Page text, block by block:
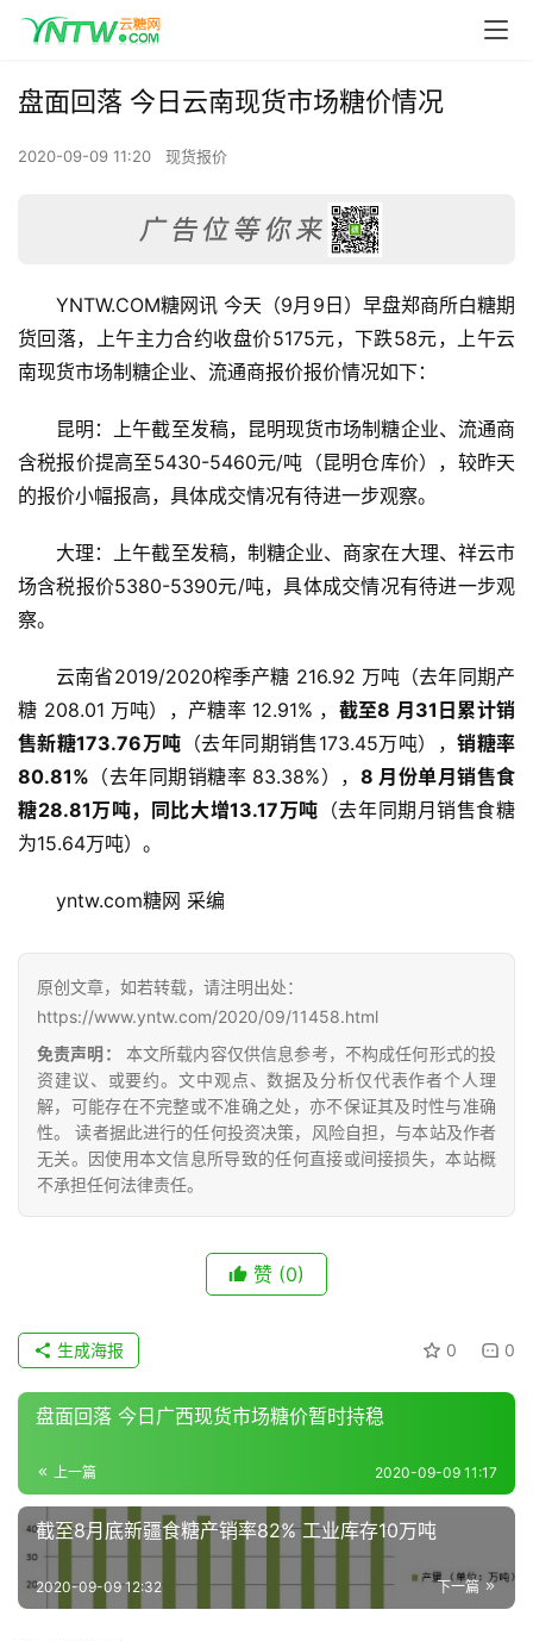
首
页
云
糖
网
众
号
现
货
专
题
地
区
频
盘面回落 今日云南现货市场糖价情况
2020-09-09 11:20 现货报价
YNTW.COM糖网讯 今天（9月9日）早盘郑商所白糖期
货回落，上午主力合约收盘价5175元，下跌58元，上午云
南现货市场制糖企业、流通商报价报价情况如下：
昆明：上午截至发稿，昆明现货市场制糖企业、流通商
含税报价提高至5430-5460元/吨（昆明仓库价），较昨天
的报价小幅报高，具体成交情况有待进一步观察。
大理：上午截至发稿，制糖企业、商家在大理、祥云市
场含税报价5380-5390元/吨，具体成交情况有待进一步观
察。
云南省2019/2020榨季产糖 216.92 万吨（去年同期产
糖 208.01 万吨），产糖率 12.91% ， 截至8 月31日累计销
售新糖173.76万吨 （去年同期销售173.45万吨），销糖率
80.81% （去年同期销糖率 83.38%）， 8 月份单月销售食
糖28.81万吨，同比大增13.17万吨 （去年同期月销售食糖
为15.64万吨）。
yntw.com糖网 采编
原创文章，如若转载，请注明出处：
https://www.yntw.com/2020/09/11458.html
免责声明：
本文所载内容仅供信息参考，不构成任何形式的投
资建议、或要约。文中观点、数据及分析仅代表作者个人理
解，可能存在不完整或不准确之处，亦不保证其及时性与准确
性。 读者据此进行的任何投资决策，风险自担，与本站及作者
无关。因使用本文信息所导致的任何直接或间接损失，本站概
不承担任何法律责任。
赞 (0)
0 0
生成海报
盘面回落 今日广西现货市场糖价暂时持稳
上一篇 2020-09-09 11:17
截至8月底新疆食糖产销率82% 工业库存10万吨
下一篇
2020-09-09 12:32